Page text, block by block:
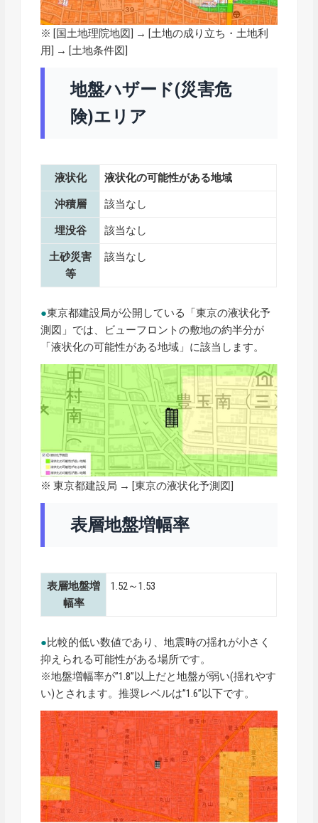
※ [ 国土地理院地図
] → [土地の成り立ち・土地利
用] → [土地条件図]
地盤ハザード(災害危
険)エリア
液状化 液状化の可能性がある地域
沖積層 該当なし
埋没谷 該当なし
土砂災害
等
該当なし
●東京都建設局が公開している「東京の液状化予
測図」では、ビューフロントの敷地の約半分が
「液状化の可能性がある地域」に該当します。
※ 東京都建設局 → [東京の液状化予測図]
表層地盤増幅率
表層地盤増
幅率
1.52～1.53
●比較的低い数値であり、地震時の揺れが小さく
抑えられる可能性がある場所です。
※地盤増幅率が”1.8”以上だと地盤が弱い(揺れやす
い)とされます。推奨レベルは”1.6”以下です。